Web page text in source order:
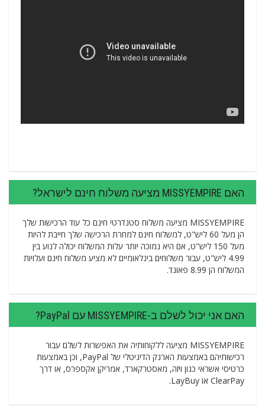
האם MISSYEMPIRE מציעה משלוח חינם לישראל?
MISSYEMPIRE מציעה משלוח סטנדרטי חינם כל עוד הרכישות שלך
הן מעל 60 ליש"ט, למשלוח חינם למחרת הרכישה שלך חייבת להיות
מעל 150 ליש"ט, אם היא נמוכה יותר עלות המשלוח יכולה לנוע בין
4.99 ליש"ט, עבור משלוחים בינלאומיים לא מציע משלוח חינם ועלויות
המשלוח הן 8.99 פאונד.
האם אני יכול לשלם ב-MISSYEMPIRE עם PayPal?
MISSYEMPIRE מציעה ללקוחותיה את האפשרות לשלם עבור
רכישותיהם באמצעות הארנק הדיגיטלי של PayPal, וכן באמצעות
כרטיסי אשראי כגון ויזה, מאסטרקארד, אמריקן אקספרס, או דרך
ClearPay או LayBuy.